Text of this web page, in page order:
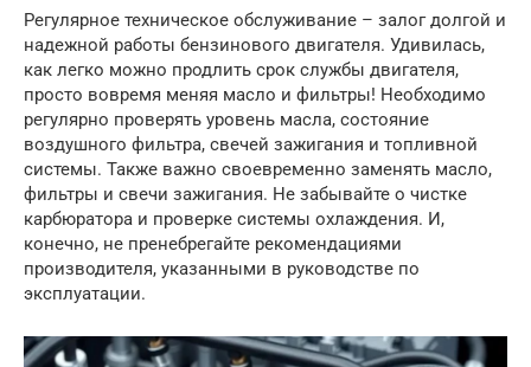
Регулярное техническое обслуживание – залог долгой и
надежной работы бензинового двигателя. Удивилась,
как легко можно продлить срок службы двигателя,
просто вовремя меняя масло и фильтры! Необходимо
регулярно проверять уровень масла, состояние
воздушного фильтра, свечей зажигания и топливной
системы. Также важно своевременно заменять масло,
фильтры и свечи зажигания. Не забывайте о чистке
карбюратора и проверке системы охлаждения. И,
конечно, не пренебрегайте рекомендациями
производителя, указанными в руководстве по
эксплуатации.